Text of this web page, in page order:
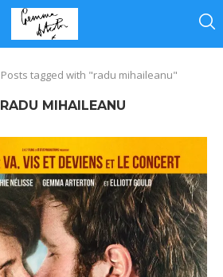
Posts tagged with "radu mihaileanu"
RADU MIHAILEANU